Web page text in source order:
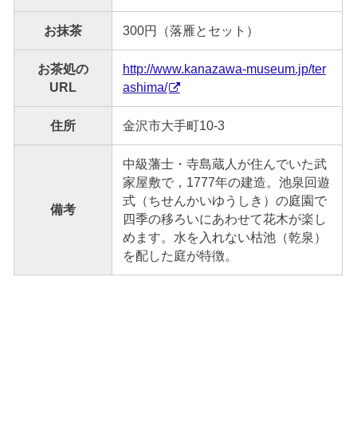
お抹茶 300円（落雁とセット）
お茶処の
URL
http://www.kanazawa-museum.jp/ter
ashima/
住所 金沢市大手町10-3
備考
中級藩士・寺島蔵人が住んでいた武
家屋敷で，1777年の建造。池泉回遊
式（ちせんかいゆうしき）の庭園で
四季の移ろいにあわせて花木が楽し
めます。水を入れない枯池（乾泉）
を配した庭が特徴。